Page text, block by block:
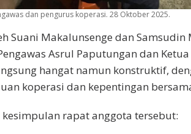
dan pengurus koperasi. 28 Oktober 2025.
Suani Makalunsenge dan
Asrul Paputungan dan
hangat namun konstruktif,
koperasi dan kepentingan
rapat anggota tersebut: